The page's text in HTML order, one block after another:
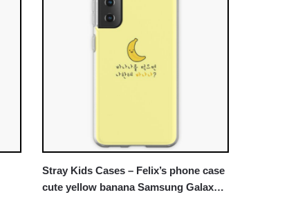
Stray Kids Cases – Felix’s phone case
cute yellow banana Samsung Galaxy